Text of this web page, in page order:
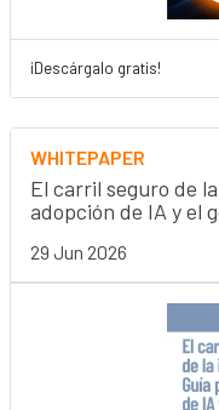
¡Descárgalo gratis!
WHITEPAPER
El carril seguro de
adopción de IA y el
29 Jun 2026